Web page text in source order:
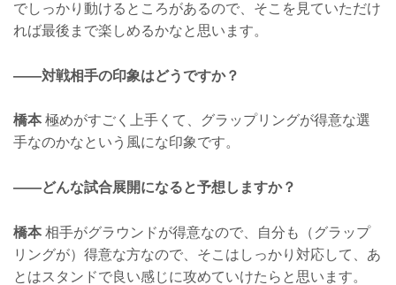
でしっかり動けるところがあるので、そこを見ていただけ
れば最後まで楽しめるかなと思います。
——対戦相手の印象はどうですか？
橋本極めがすごく上手くて、グラップリングが得意な選
手なのかなという風にな印象です。
——どんな試合展開になると予想しますか？
橋本相手がグラウンドが得意なので、自分も（グラップ
リングが）得意な方なので、そこはしっかり対応して、あ
とはスタンドで良い感じに攻めていけたらと思います。